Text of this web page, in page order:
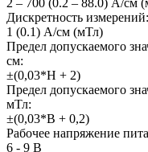
Дискретность измерений:
1 (0.1) А/см (мТл)
Предел допускаемого
см:
±(0,03*Н + 2)
Предел допускаемого
мТл:
±(0,03*В + 0,2)
Рабочее напряжение
6 - 9 В